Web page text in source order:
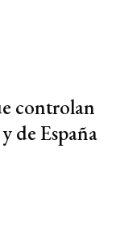
controlan
de España